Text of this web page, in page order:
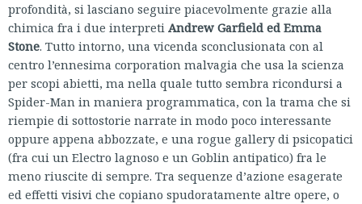
profondità, si lasciano seguire piacevolmente grazie alla
chimica fra i due interpreti Andrew Garfield ed Emma
Stone. Tutto intorno, una vicenda sconclusionata con al
centro l’ennesima corporation malvagia che usa la scienza
per scopi abietti, ma nella quale tutto sembra ricondursi a
Spider-Man in maniera programmatica, con la trama che si
riempie di sottostorie narrate in modo poco interessante
oppure appena abbozzate, e una rogue gallery di psicopatici
(fra cui un Electro lagnoso e un Goblin antipatico) fra le
meno riuscite di sempre. Tra sequenze d’azione esagerate
ed effetti visivi che copiano spudoratamente altre opere, o